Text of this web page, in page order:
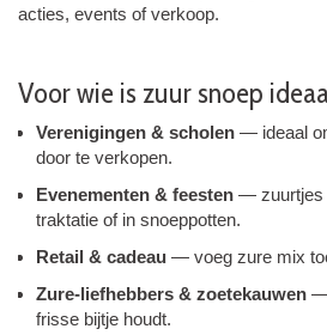
acties, events of verkoop.
Voor wie is zuur snoep
Verenigingen & scholen — ideaal
door te verkopen.
Evenementen & feesten — zuurtjes
traktatie of in snoeppotten.
Retail & cadeau — voeg zure mix
Zure-liefhebbers & zoetekauwen —
frisse bijtje houdt.